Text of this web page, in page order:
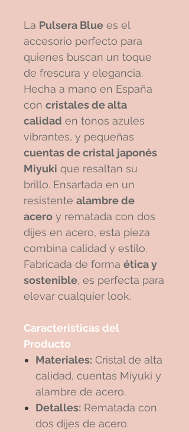
La Pulsera Blue es el
accesorio perfecto para
quienes buscan un toque
de frescura y elegancia.
Hecha a mano en España
con cristales de alta
calidad en tonos azules
vibrantes, y pequeñas
cuentas de cristal japonés
Miyuki que resaltan su
brillo. Ensartada en un
resistente alambre de
acero y rematada con dos
dijes en acero, esta pieza
combina calidad y estilo.
Fabricada de forma ética y
sostenible, es perfecta para
elevar cualquier look.
Características del
Producto
Materiales: Cristal de alta
calidad, cuentas Miyuki y
alambre de acero.
Detalles: Rematada con
dos dijes de acero.